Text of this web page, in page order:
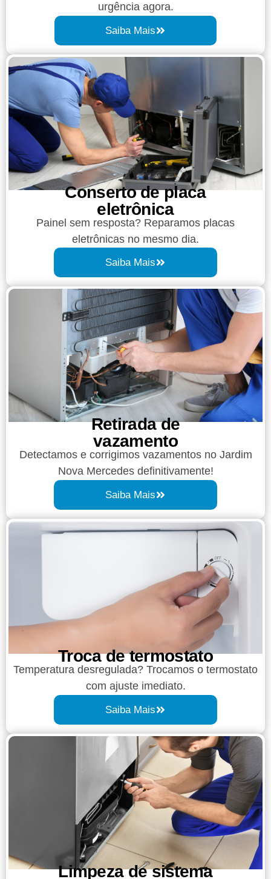
urgência agora.
Saiba Mais
Conserto de placa
eletrônica
Painel sem resposta? Reparamos placas
eletrônicas no mesmo dia.
Saiba Mais
Retirada de
vazamento​​
Detectamos e corrigimos vazamentos no Jardim
Nova Mercedes definitivamente!
Saiba Mais
Troca de termostato
Temperatura desregulada? Trocamos o termostato
com ajuste imediato.
Saiba Mais
Limpeza de sistema